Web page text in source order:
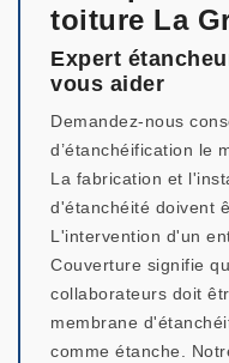
toiture La
Expert
vous aider
Demandez-nous
d’étanchéification le
La fabrication et
d'étanchéité doivent
L'intervention d'un
Couverture signifie
collaborateurs doit
membrane
comme étanche.